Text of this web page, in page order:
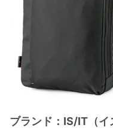
ブランド：IS/IT（イ